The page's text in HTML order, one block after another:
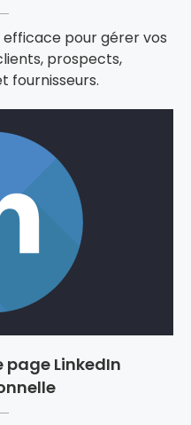
pour gérer vos
prospects,
fournisseurs.
page LinkedIn